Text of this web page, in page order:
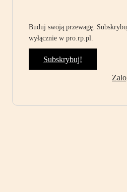
Buduj swoją przewagę.
wyłącznie w pro.rp.pl.
Subskrybuj!